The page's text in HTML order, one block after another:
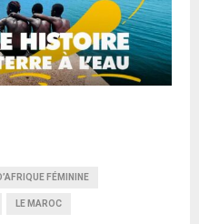
FÉMININE
LE MAROC